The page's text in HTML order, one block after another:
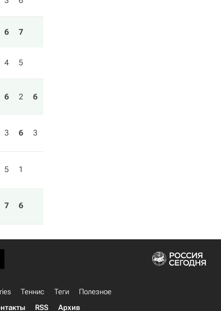
6 7
4 5
6 2 6
3 6 3
5 1
7 6
Теннис Теги
Полезное
RSS Архив